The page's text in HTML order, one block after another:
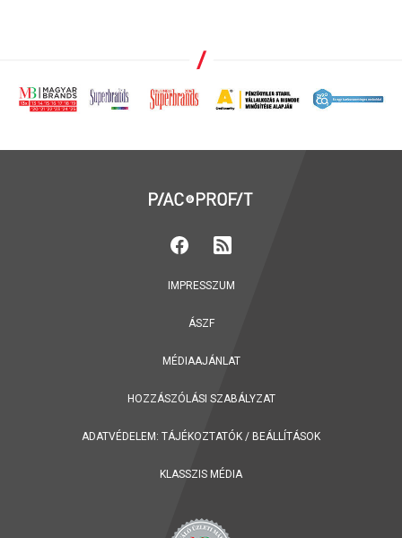
IMPRESSZUM
ÁSZF
MÉDIAAJÁNLAT
HOZZÁSZÓLÁSI SZABÁLYZAT
ADATVÉDELEM: TÁJÉKOZTATÓK / BEÁLLÍTÁSOK
KLASSZIS MÉDIA